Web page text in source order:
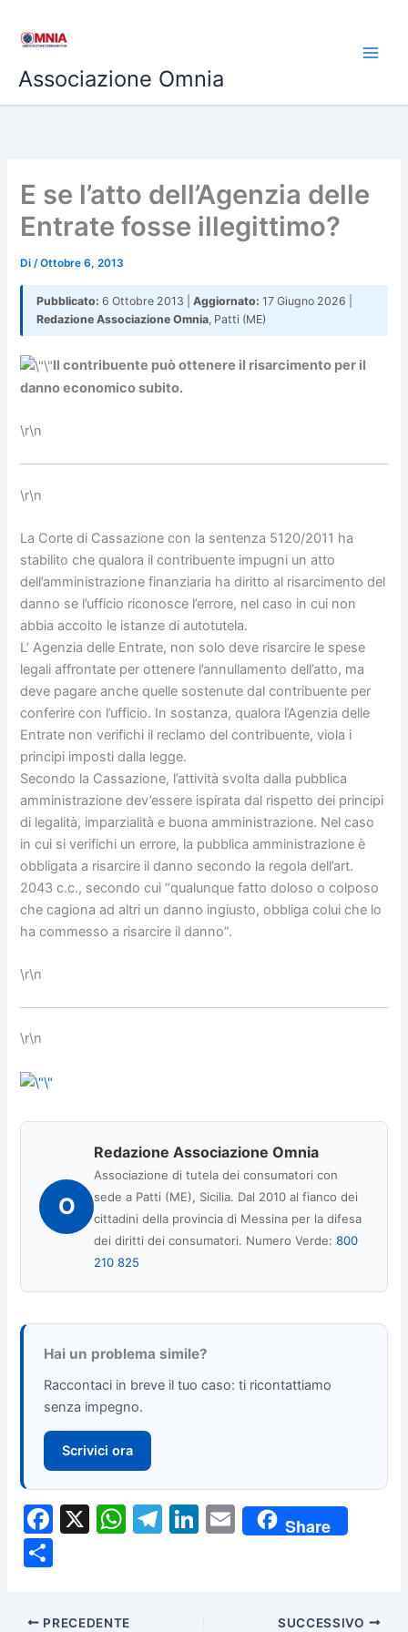
Associazione Omnia
E se l’atto dell’Agenzia delle
Entrate fosse illegittimo?
Di/Ottobre 6, 2013
Pubblicato: 6 Ottobre 2013 |Aggiornato: 17 Giugno 2026 |
Redazione Associazione Omnia, Patti (ME)
Il contribuente può ottenere il risarcimento per il
danno economico subito.
\r\n
\r\n
La Corte di Cassazione con la sentenza 5120/2011 ha
stabilito che qualora il contribuente impugni un atto
dell’amministrazione finanziaria ha diritto al risarcimento del
danno se l’ufficio riconosce l’errore, nel caso in cui non
abbia accolto le istanze di autotutela.
L’ Agenzia delle Entrate, non solo deve risarcire le spese
legali affrontate per ottenere l’annullamento dell’atto, ma
deve pagare anche quelle sostenute dal contribuente per
conferire con l’ufficio. In sostanza, qualora l’Agenzia delle
Entrate non verifichi il reclamo del contribuente, viola i
principi imposti dalla legge.
Secondo la Cassazione, l’attività svolta dalla pubblica
amministrazione dev’essere ispirata dal rispetto dei principi
di legalità, imparzialità e buona amministrazione. Nel caso
in cui si verifichi un errore, la pubblica amministrazione è
obbligata a risarcire il danno secondo la regola dell’art.
2043 c.c., secondo cui “qualunque fatto doloso o colposo
che cagiona ad altri un danno ingiusto, obbliga colui che lo
ha commesso a risarcire il danno”.
\r\n
\r\n
O
Redazione Associazione Omnia
Associazione di tutela dei consumatori con
sede a Patti (ME), Sicilia. Dal 2010 al fianco dei
cittadini della provincia di Messina per la difesa
dei diritti dei consumatori. Numero Verde:800
210 825
Hai un problema simile?
Raccontaci in breve il tuo caso: ti ricontattiamo
senza impegno.
Scrivici ora
F
X
W T
Li E
m
Share
n
PRECEDENTE SUCCESSIVO